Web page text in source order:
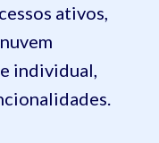
ativos,
individual,